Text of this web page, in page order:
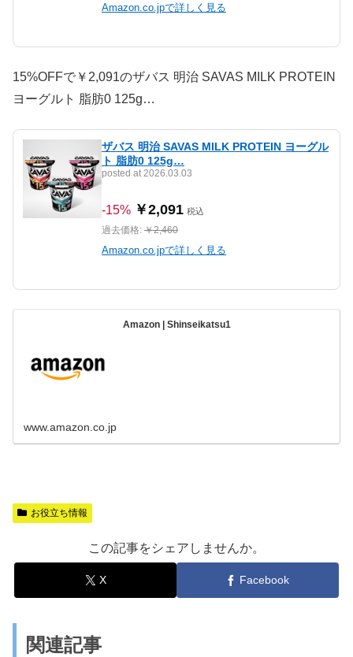
Amazon.co.jpで詳しく見る
15%OFFで￥2,091のザバス 明治 SAVAS MILK PROTEIN
ヨーグルト 脂肪0 125g…
ザバス 明治 SAVAS MILK PROTEIN ヨーグル
ト 脂肪0 125g…
posted at 2026.03.03
-15% ￥2,091 税込
過去価格: ￥2,460
Amazon.co.jpで詳しく見る
Amazon | Shinseikatsu1
www.amazon.co.jp
お役立ち情報
この記事をシェアしませんか。
X Facebook
関連記事